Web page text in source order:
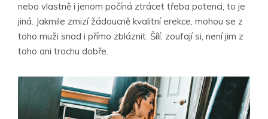
nebo vlastně i jenom počíná ztrácet třeba potenci, to je
jiná. Jakmile zmizí žádoucně kvalitní erekce, mohou se z
toho muži snad i přímo zbláznit. Šílí, zoufají si, není jim z
toho ani trochu dobře.